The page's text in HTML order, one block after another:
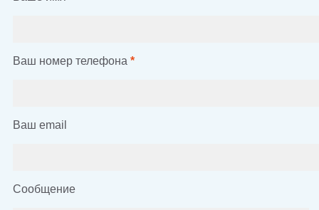
Ваш номер телефона *
Ваш email
Сообщение